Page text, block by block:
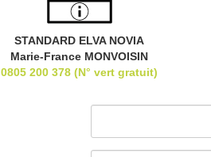
STANDARD ELVA NOVIA
Marie-France MONVOISIN
0805 200 378 (N° vert gratuit)